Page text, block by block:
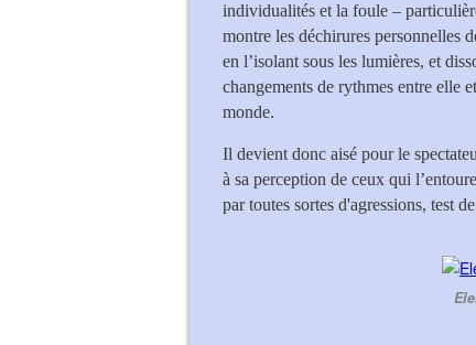
individualités et la foule –
montre les déchirures personnelles
en l’isolant sous les lumières, et
changements de rythmes entre elle
monde.
Il devient donc aisé pour le
à sa perception de ceux qui
par toutes sortes d'agressions, test